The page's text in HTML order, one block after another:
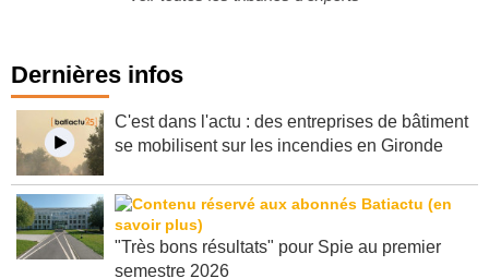
Dernières infos
C'est dans l'actu : des entreprises de bâtiment
"Très bons résultats" pour Spie au premier